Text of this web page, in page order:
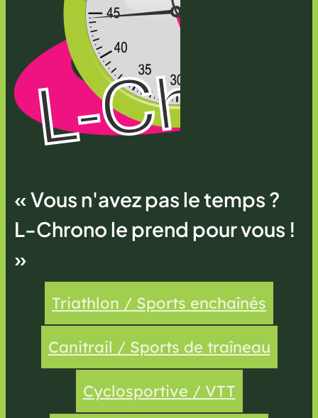
« Vous n'avez pas le temps ?
L-Chrono le prend pour vous !
»
Triathlon / Sports enchaînés
Canitrail / Sports de traîneau
Cyclosportive / VTT